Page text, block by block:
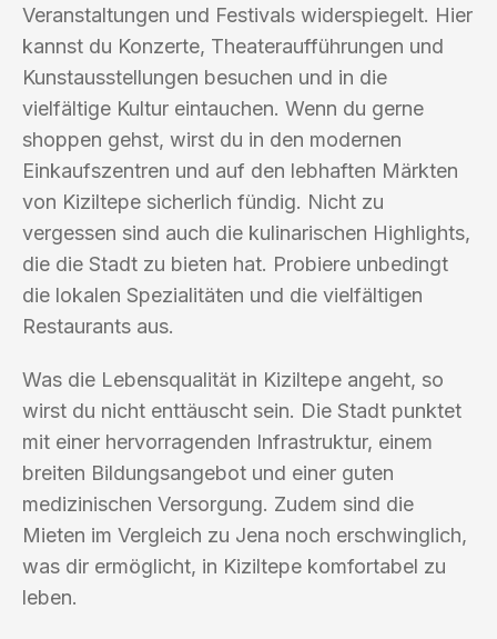
Veranstaltungen und Festivals widerspiegelt. Hier
kannst du Konzerte, Theateraufführungen und
Kunstausstellungen besuchen und in die
vielfältige Kultur eintauchen. Wenn du gerne
shoppen gehst, wirst du in den modernen
Einkaufszentren und auf den lebhaften Märkten
von Kiziltepe sicherlich fündig. Nicht zu
vergessen sind auch die kulinarischen Highlights,
die die Stadt zu bieten hat. Probiere unbedingt
die lokalen Spezialitäten und die vielfältigen
Restaurants aus.
Was die Lebensqualität in Kiziltepe angeht, so
wirst du nicht enttäuscht sein. Die Stadt punktet
mit einer hervorragenden Infrastruktur, einem
breiten Bildungsangebot und einer guten
medizinischen Versorgung. Zudem sind die
Mieten im Vergleich zu Jena noch erschwinglich,
was dir ermöglicht, in Kiziltepe komfortabel zu
leben.